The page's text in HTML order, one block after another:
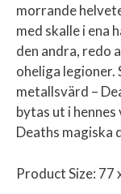
morrande
med skalle i ena
den andra, redo
oheliga legioner.
metallsvärd –
bytas ut i
Deaths magiska
Product Size: 77